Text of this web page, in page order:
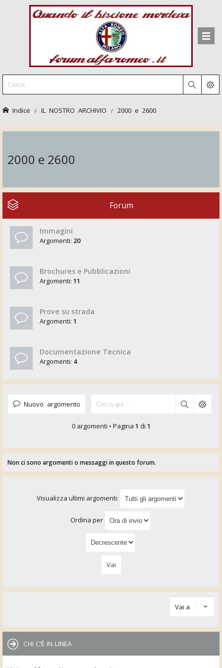
Indice IL NOSTRO ARCHIVIO 2000 e 2600
2000 e 2600
Forum
Immagini
Argomenti: 20
Brochures e Pubblicazioni
Argomenti: 11
Prove su strada
Argomenti: 1
Documentazione Tecnica
Argomenti: 4
Nuovo argomento
0 argomenti • Pagina 1 di 1
Non ci sono argomenti o messaggi in questo forum.
Visualizza ultimi argomenti:
Ordina per
Vai a
CHI C’È IN LINEA